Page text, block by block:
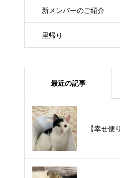
新メンバーのご紹介
里帰り
最近の記事
【幸せ便
【里親様